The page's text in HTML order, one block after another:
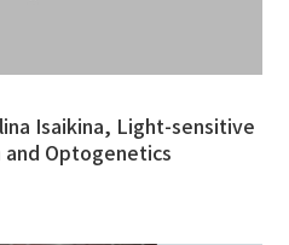
Isaikina, Light-sensitive
and Optogenetics